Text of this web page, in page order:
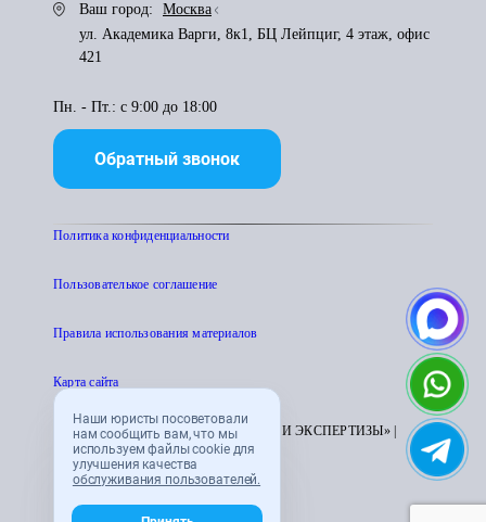
Наши юристы посоветовали
нам сообщить вам, что мы
используем файлы cookie для
улучшения качества
обслуживания пользователей.
Ваш город:
Москва
ул. Академика Варги, 8к1, БЦ Лейпциг, 4 этаж, офис
421
Пн. - Пт.: с 9:00 до 18:00
Обратный звонок
Политика конфиденциальности
Пользователькое соглашение
Правила использования материалов
Карта сайта
© 1995 - 2026 «ЦЕНТР АТТЕСТАЦИИ И ЭКСПЕРТИЗЫ» |
CENTRATTEK.RU